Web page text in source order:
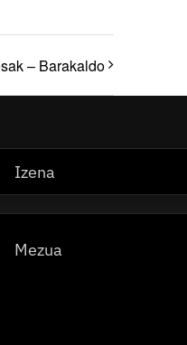
– Barakaldo